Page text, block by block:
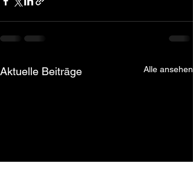
Aktuelle Beiträge Alle ansehen